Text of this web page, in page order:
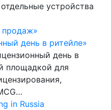
устройства
продаж»
день в ритейле»
день в
площадкой для
in Russia